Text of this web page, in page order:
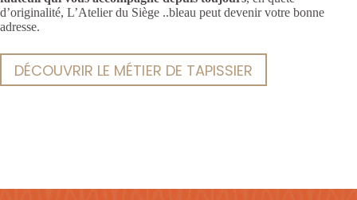
d’originalité, L’Atelier du Siège ..bleau peut devenir votre bonne
adresse.
DÉCOUVRIR LE MÉTIER DE TAPISSIER